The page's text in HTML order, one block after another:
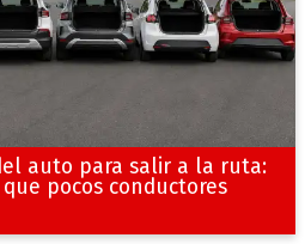
auto para salir a la ruta:
pocos conductores